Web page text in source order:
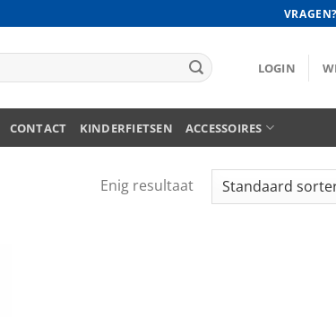
LOGIN
CONTACT KINDERFIETSEN ACCESSOIRES
Enig resultaat